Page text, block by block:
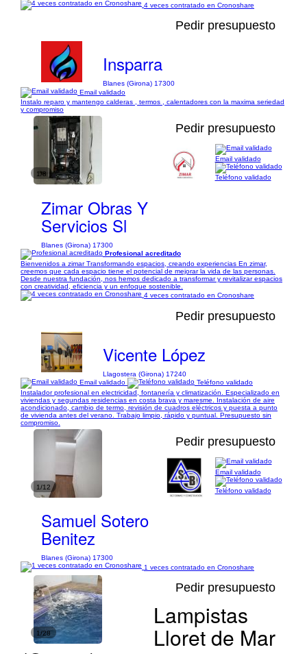
4 veces contratado en Cronoshare
Pedir presupuesto
Insparra
Blanes (Girona) 17300
Email validado
Instalo reparo y mantengo calderas , termos , calentadores con la maxima seriedad
y compromiso
1/8
Pedir presupuesto
Zimar Obras Y
Servicios Sl
Blanes (Girona) 17300
Email validado
Teléfono validado
Profesional acreditado
Bienvenidos a zimar Transformando espacios, creando experiencias En zimar,
creemos que cada espacio tiene el potencial de mejorar la vida de las personas.
Desde nuestra fundación, nos hemos dedicado a transformar y revitalizar espacios
con creatividad, eficiencia y un enfoque sostenible.
4 veces contratado en Cronoshare
Pedir presupuesto
Vicente López
Llagostera (Girona) 17240
Email validado
Teléfono validado
Instalador profesional en electricidad, fontanería y climatización. Especializado en
viviendas y segundas residencias en costa brava y maresme. Instalación de aire
acondicionado, cambio de termo, revisión de cuadros eléctricos y puesta a punto
de vivienda antes del verano. Trabajo limpio, rápido y puntual. Presupuesto sin
compromiso.
1/12
Pedir presupuesto
Samuel Sotero
Benitez
Blanes (Girona) 17300
Email validado
Teléfono validado
1 veces contratado en Cronoshare
1/28
Pedir presupuesto
Lampistas
Lloret de Mar